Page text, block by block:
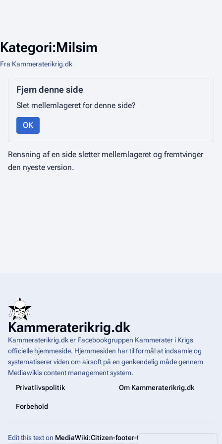
Kategori:Milsim
Fra Kammeraterikrig.dk
More
Fjern denne side
Slet mellemlageret for denne side?
OK
Rensning af en side sletter mellemlageret og fremtvinger
den nyeste version.
Kammeraterikrig.dk
Kammeraterikrig.dk er Facebookgruppen Kammerater i Krigs
officielle hjemmeside. Hjemmesiden har til formål at indsamle og
systematiserer viden om airsoft på en genkendelig måde gennem
Mediawikiscontent management system.
Privatlivspolitik
Om Kammeraterikrig.dk
Forbehold
Edit this text on MediaWiki:Citizen-footer-tagline